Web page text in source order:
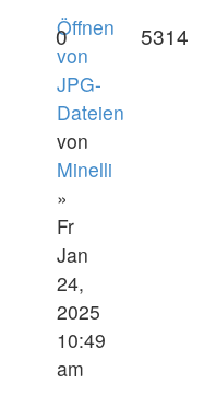
Öffnen
von
JPG-
Dateien
von
Minelli
»
Fr
Jan
24,
2025
10:49
am
0 5314